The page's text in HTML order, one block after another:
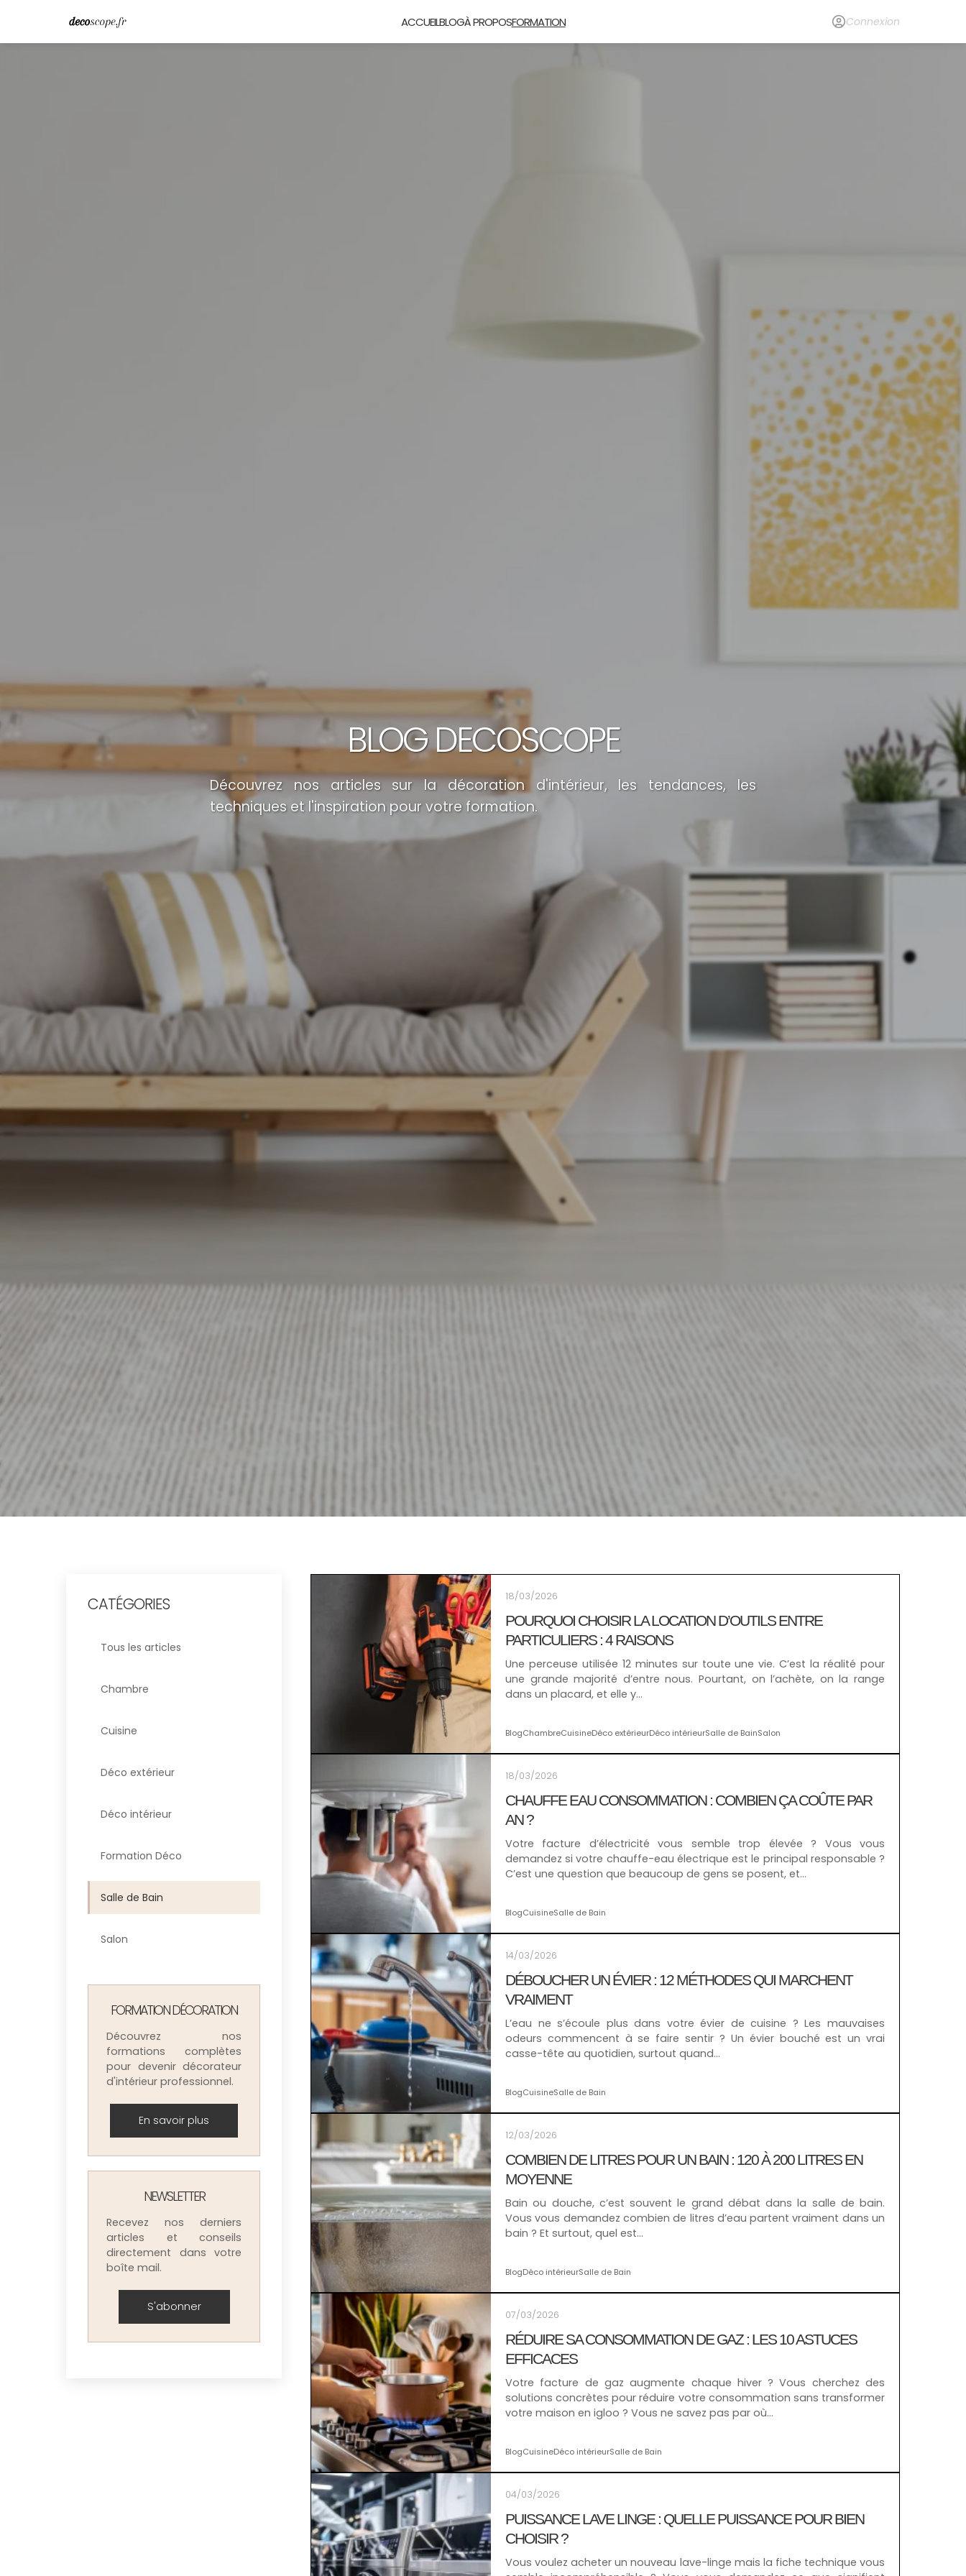
ACCUEILBLOGÀ PROPOSFORMATION Connexion
BLOG DECOSCOPE
Découvrez nos articles sur la décoration d'intérieur, les tendances, les
techniques et l'inspiration pour votre formation.
CATÉGORIES
Tous les articles
Chambre
Cuisine
Déco extérieur
Déco intérieur
Formation Déco
Salle de Bain
Salon
FORMATION DÉCORATION
Découvrez nos
formations complètes
pour devenir décorateur
d'intérieur professionnel.
En savoir plus
NEWSLETTER
Recevez nos derniers
articles et conseils
directement dans votre
boîte mail.
S'abonner
18/03/2026
POURQUOI CHOISIR LA LOCATION D’OUTILS ENTRE
PARTICULIERS : 4 RAISONS
Une perceuse utilisée 12 minutes sur toute une vie. C’est la réalité pour
une grande majorité d’entre nous. Pourtant, on l’achète, on la range
dans un placard, et elle y…
BlogChambreCuisineDéco extérieurDéco intérieurSalle de BainSalon
18/03/2026
CHAUFFE EAU CONSOMMATION : COMBIEN ÇA COÛTE PAR
AN ?
Votre facture d’électricité vous semble trop élevée ? Vous vous
demandez si votre chauffe-eau électrique est le principal responsable ?
C’est une question que beaucoup de gens se posent, et…
BlogCuisineSalle de Bain
14/03/2026
DÉBOUCHER UN ÉVIER : 12 MÉTHODES QUI MARCHENT
VRAIMENT
L’eau ne s’écoule plus dans votre évier de cuisine ? Les mauvaises
odeurs commencent à se faire sentir ? Un évier bouché est un vrai
casse-tête au quotidien, surtout quand…
BlogCuisineSalle de Bain
12/03/2026
COMBIEN DE LITRES POUR UN BAIN : 120 À 200 LITRES EN
MOYENNE
Bain ou douche, c’est souvent le grand débat dans la salle de bain.
Vous vous demandez combien de litres d’eau partent vraiment dans un
bain ? Et surtout, quel est…
BlogDéco intérieurSalle de Bain
07/03/2026
RÉDUIRE SA CONSOMMATION DE GAZ : LES 10 ASTUCES
EFFICACES
Votre facture de gaz augmente chaque hiver ? Vous cherchez des
solutions concrètes pour réduire votre consommation sans transformer
votre maison en igloo ? Vous ne savez pas par où…
BlogCuisineDéco intérieurSalle de Bain
04/03/2026
PUISSANCE LAVE LINGE : QUELLE PUISSANCE POUR BIEN
CHOISIR ?
Vous voulez acheter un nouveau lave-linge mais la fiche technique vous